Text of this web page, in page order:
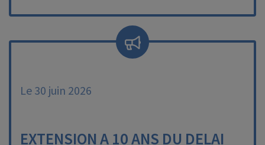
Le 30 juin 2026
EXTENSION A 10 ANS DU DELAI